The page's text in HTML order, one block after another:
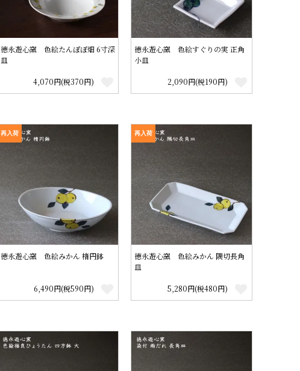
徳永遊心窯 色絵たんぽぽ畑 6寸深
皿
4,070円(税370円)
徳永遊心窯 色絵すぐりの実 正角
小皿
2,090円(税190円)
再入荷
徳永遊心窯 色絵みかん 楕円鉢
6,490円(税590円)
再入荷
徳永遊心窯 色絵みかん 隅切長角
皿
5,280円(税480円)